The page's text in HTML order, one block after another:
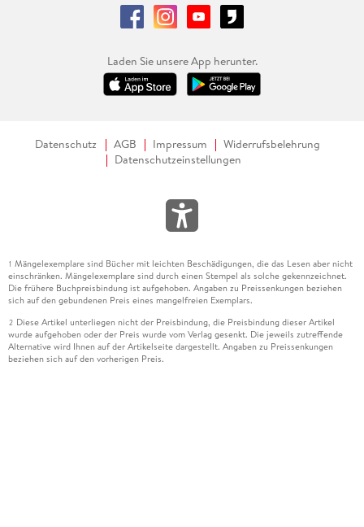
Laden Sie unsere App herunter.
Datenschutz AGB Impressum
Widerrufsbelehrung
Datenschutzeinstellungen
1 Mängelexemplare sind Bücher mit leichten Beschädigungen, die das Lesen aber nicht
einschränken. Mängelexemplare sind durch einen Stempel als solche gekennzeichnet.
Die frühere Buchpreisbindung ist aufgehoben. Angaben zu Preissenkungen beziehen
sich auf den gebundenen Preis eines mangelfreien Exemplars.
2 Diese Artikel unterliegen nicht der Preisbindung, die Preisbindung dieser Artikel
wurde aufgehoben oder der Preis wurde vom Verlag gesenkt. Die jeweils zutreffende
Alternative wird Ihnen auf der Artikelseite dargestellt. Angaben zu Preissenkungen
beziehen sich auf den vorherigen Preis.